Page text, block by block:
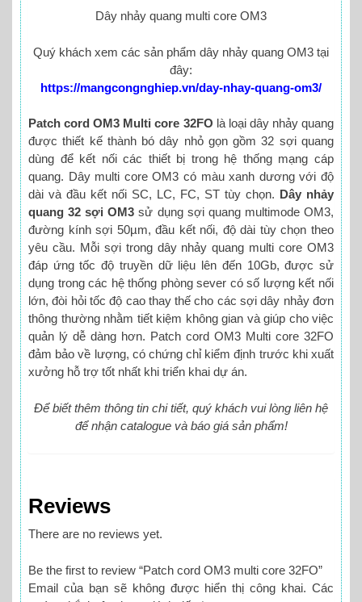
Dây nhảy quang multi core OM3
Quý khách xem các sản phẩm dây nhảy quang OM3 tại
đây:
https://mangcongnghiep.vn/day-nhay-quang-om3/
Patch cord OM3 Multi core 32FO là loại dây nhảy quang
được thiết kế thành bó dây nhỏ gọn gồm 32 sợi quang
dùng để kết nối các thiết bị trong hệ thống mạng cáp
quang. Dây multi core OM3 có màu xanh dương với độ
dài và đầu kết nối SC, LC, FC, ST tùy chọn. Dây nhảy
quang 32 sợi OM3 sử dụng sợi quang multimode OM3,
đường kính sợi 50µm, đầu kết nối, độ dài tùy chọn theo
yêu cầu. Mỗi sợi trong dây nhảy quang multi core OM3
đáp ứng tốc độ truyền dữ liệu lên đến 10Gb, được sử
dụng trong các hệ thống phòng sever có số lượng kết nối
lớn, đòi hỏi tốc độ cao thay thế cho các sợi dây nhảy đơn
thông thường nhằm tiết kiệm không gian và giúp cho việc
quản lý dễ dàng hơn. Patch cord OM3 Multi core 32FO
đảm bảo về lượng, có chứng chỉ kiểm định trước khi xuất
xưởng hỗ trợ tốt nhất khi triển khai dự án.
Để biết thêm thông tin chi tiết, quý khách vui lòng liên hệ
để nhận catalogue và báo giá sản phẩm!
Reviews
There are no reviews yet.
Be the first to review “Patch cord OM3 multi core 32FO”
Email của bạn sẽ không được hiển thị công khai. Các